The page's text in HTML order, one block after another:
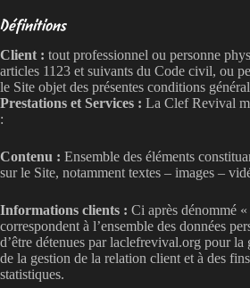
Définitions
Client : tout professionnel ou personne
articles 1123 et suivants du Code civil, ou
le Site objet des présentes conditions
Prestations et Services : La Clef Revival
:
Contenu : Ensemble des éléments
sur le Site, notamment textes – images –
Informations clients : Ci après dénommé
correspondent à l’ensemble des données
d’être détenues par laclefrevival.org pour la
de la gestion de la relation client et à des
statistiques.